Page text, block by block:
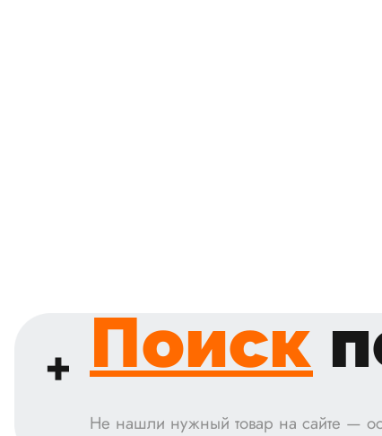
Поиск
Не нашли нужный товар на сайте —